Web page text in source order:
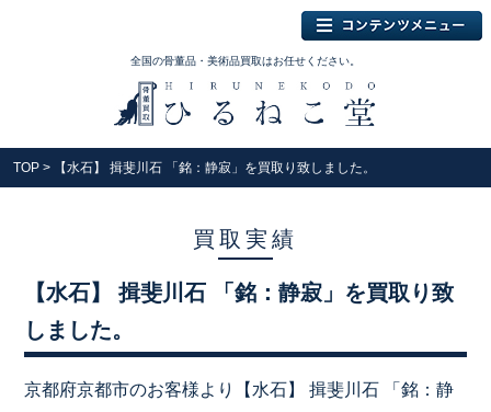
全国の骨董品・美術品買取はお任せください。
TOP > 【水石】 揖斐川石 「銘：静寂」を買取り致しました。
買取実績
【水石】 揖斐川石 「銘：静寂」を買取り致
しました。
京都府京都市のお客様より【水石】 揖斐川石 「銘：静